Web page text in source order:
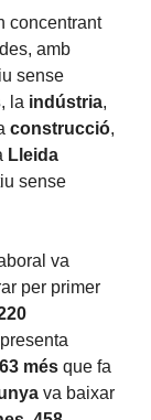
concentrant
amb
sense
, la indústria,
construcció,
Lleida
sense
va
per primer
més que fa
va baixar